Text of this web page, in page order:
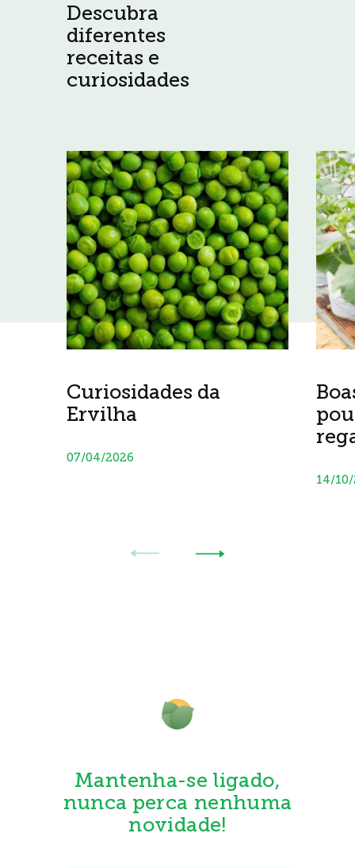
Descubra
diferentes
receitas e
curiosidades
Curiosidades da
Ervilha
07/04/2026
14/
Mantenha-se ligado,
nunca perca nenhuma
novidade!